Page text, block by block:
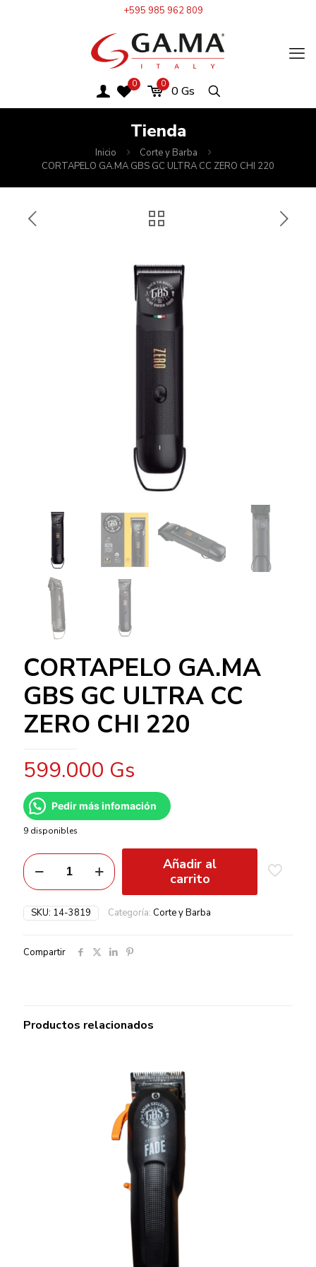
+595 985 962 809
0 0 0Gs
Tienda
Inicio
Corte y Barba
CORTAPELO GA.MA GBS GC ULTRA CC ZERO CHI 220
CORTAPELO GA.MA
GBS GC ULTRA CC
ZERO CHI 220
599.000 Gs
Pedir más infomación
9 disponibles
Añadir al
carrito
SKU: 14-3819 Categoría: Corte y Barba
Compartir
Productos relacionados